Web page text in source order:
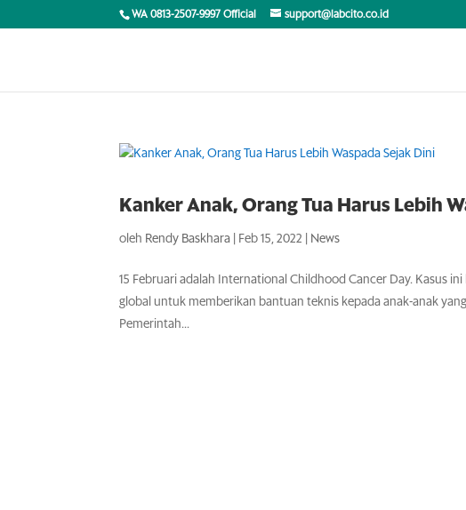
WA 0813-2507-9997 Official support@labcito.co.id
Kanker Anak, Orang Tua Harus Lebih
oleh Rendy Baskhara Feb 15, 2022 News
15 Februari adalah International Childhood Cancer Day. Kasus
global untuk memberikan bantuan teknis kepada anak-anak
Pemerintah...